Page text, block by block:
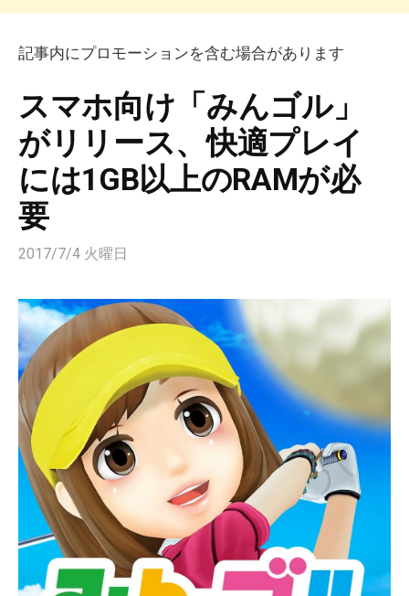
記事内にプロモーションを含む場合があります
スマホ向け「みんゴル」
がリリース、快適プレイ
には1GB以上のRAMが必
要
2017/7/4 火曜日